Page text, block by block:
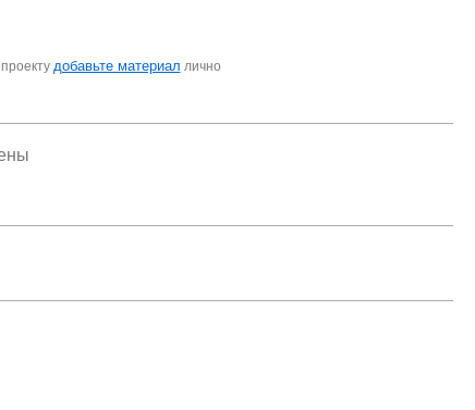
добавьте материал лично